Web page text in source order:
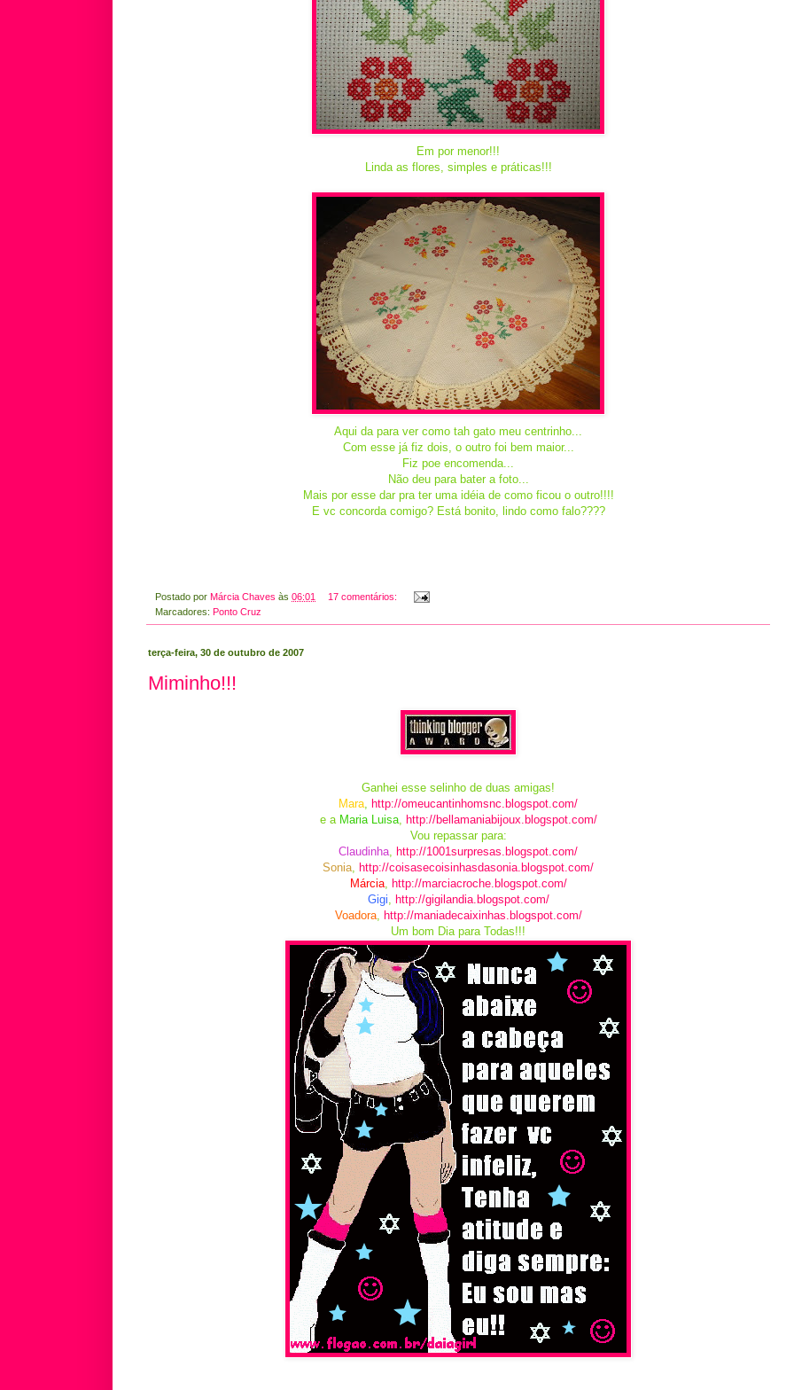
Em por menor!!!
Linda as flores, simples e práticas!!!
Aqui da para ver como tah gato meu centrinho...
Com esse já fiz dois, o outro foi bem maior...
Fiz poe encomenda...
Não deu para bater a foto...
Mais por esse dar pra ter uma idéia de como ficou o outro!!!!
E vc concorda comigo? Está bonito, lindo como falo????
Postado por Márcia Chaves às 06:01
17 comentários:
Marcadores: Ponto Cruz
terça-feira, 30 de outubro de 2007
Miminho!!!
Ganhei esse selinho de duas amigas!
Mara, http://omeucantinhomsnc.blogspot.com/
e a Maria Luisa, http://bellamaniabijoux.blogspot.com/
Vou repassar para:
Claudinha, http://1001surpresas.blogspot.com/
Sonia, http://coisasecoisinhasdasonia.blogspot.com/
Márcia, http://marciacroche.blogspot.com/
Gigi, http://gigilandia.blogspot.com/
Voadora, http://maniadecaixinhas.blogspot.com/
Um bom Dia para Todas!!!